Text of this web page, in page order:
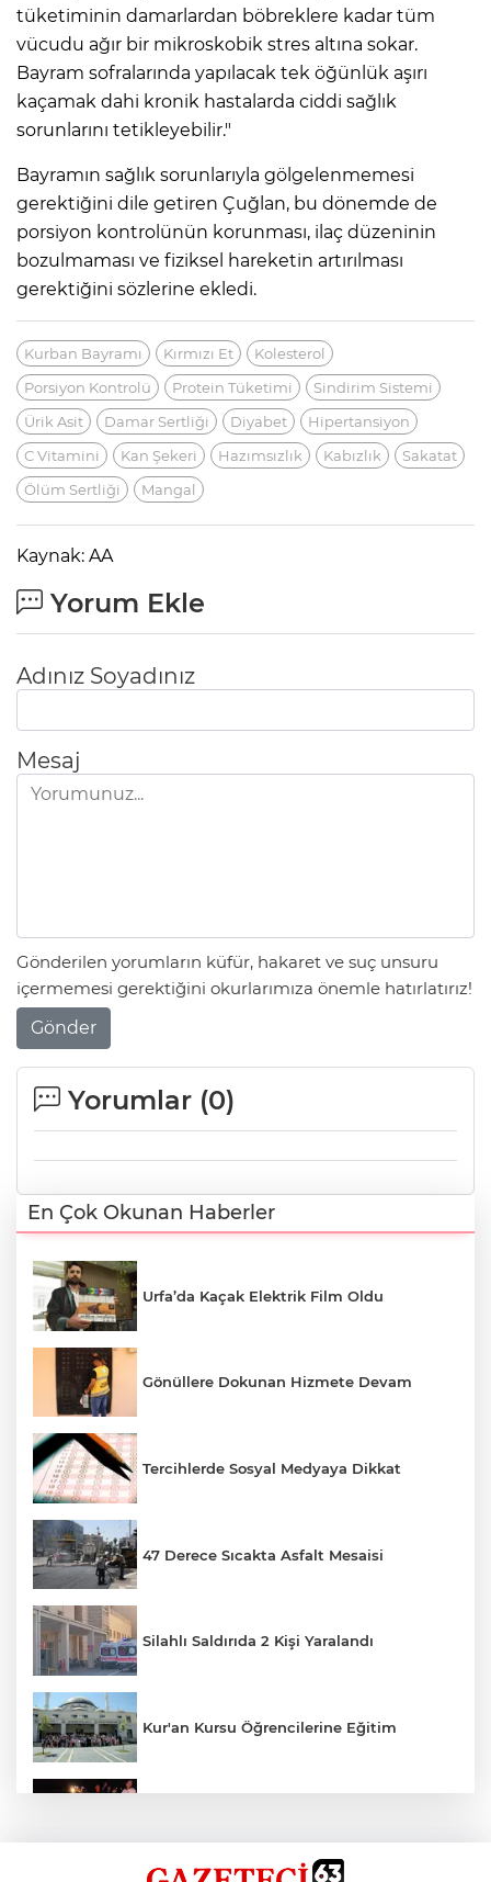
tüketiminin damarlardan böbreklere kadar tüm
vücudu ağır bir mikroskobik stres altına sokar.
Bayram sofralarında yapılacak tek öğünlük aşırı
kaçamak dahi kronik hastalarda ciddi sağlık
sorunlarını tetikleyebilir."
Bayramın sağlık sorunlarıyla gölgelenmemesi
gerektiğini dile getiren Çuğlan, bu dönemde de
porsiyon kontrolünün korunması, ilaç düzeninin
bozulmaması ve fiziksel hareketin artırılması
gerektiğini sözlerine ekledi.
Kurban Bayramı Kırmızı Et
Kolesterol
Porsiyon Kontrolü
Protein Tüketimi
Sindirim Sistemi
Ürik Asit
Damar Sertliği Diyabet
Hipertansiyon
C Vitamini
Kan Şekeri Hazımsızlık Kabızlık
Sakatat
Ölüm Sertliği
Mangal
Kaynak: AA
Yorum Ekle
Adınız Soyadınız
Mesaj
Gönderilen yorumların küfür, hakaret ve suç unsuru
içermemesi gerektiğini okurlarımıza önemle hatırlatırız!
Gönder
Yorumlar (0)
En Çok Okunan Haberler
Urfa’da Kaçak Elektrik Film Oldu
Gönüllere Dokunan Hizmete Devam
Tercihlerde Sosyal Medyaya Dikkat
47 Derece Sıcakta Asfalt Mesaisi
Silahlı Saldırıda 2 Kişi Yaralandı
Kur'an Kursu Öğrencilerine Eğitim